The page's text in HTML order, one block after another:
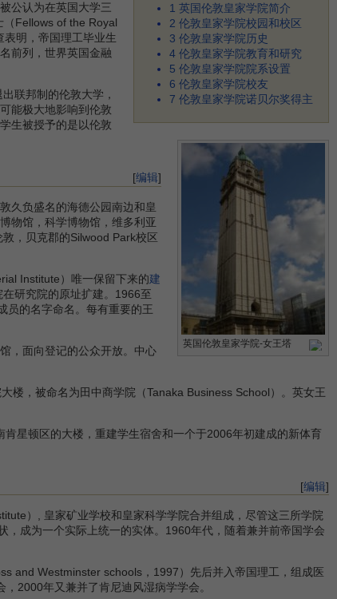
1 英国伦敦皇家学院简介
2 伦敦皇家学院校园和校区
3 伦敦皇家学院历史
4 伦敦皇家学院教育和研究
5 伦敦皇家学院院系设置
6 伦敦皇家学院校友
7 伦敦皇家学院诺贝尔奖得主
公认为在英国大学三
Fellows of the Royal
明，帝国理工毕业生
前列，世界英国金融
英国伦敦皇家学院-女王塔
联邦制的伦敦大学，
能极大地影响到伦敦
生被授予的是以伦敦
[编辑]
久负盛名的海德公园南边和皇
物馆，科学博物馆，维多利亚
，贝克郡的Silwood Park校区
Institute）唯一保留下来的建
研究院的原址扩建。1966至
员的名字命名。每有重要的王
，面向登记的公众开放。中心
，被命名为田中商学院（Tanaka Business School）。英女王
顿区的大楼，重建学生宿舍和一个于2006年初建成的新体育
[编辑]
）, 皇家矿业学校和皇家科学学院合并组成，尽管这三所学院
成为一个实际上统一的实体。1960年代，随着兼并前帝国学会
Westminster schools，1997）先后并入帝国理工，组成医
2000年又兼并了肯尼迪风湿病学学会。